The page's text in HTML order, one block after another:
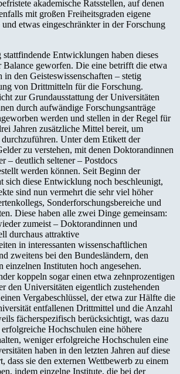
akademische Ratsstellen, auf denen
mit großen Freiheitsgraden eigene
etwas eingeschränkter in der Forschung
Entwicklungen haben dieses
Balance geworfen. Die eine betrifft die etwa
in den Geisteswissenschaften – stetig
von Drittmitteln für die Forschung.
zur Grundausstattung der Universitäten
durch aufwändige Forschungsanträge
werden und stellen in der Regel für
Jahren zusätzliche Mittel bereit, um
Unter dem Etikett der
zu verstehen, mit denen Doktorandinnen
– deutlich seltener – Postdocs
werden können. Seit Beginn der
sich diese Entwicklung noch beschleunigt,
sind nun vermehrt die sehr viel höher
Sonderforschungsbereiche und
Diese haben alle zwei Dinge gemeinsam:
zumeist – Doktorandinnen und
durchaus attraktive
in interessanten wissenschaftlichen
zweitens bei den Bundesländern, den
einzelnen Instituten hoch angesehen.
koppeln sogar einen etwa zehnprozentigen
den Universitäten eigentlich zustehenden
Vergabeschlüssel, der etwa zur Hälfte die
entfallenen Drittmittel und die Anzahl
fächerspezifisch berücksichtigt, was dazu
Hochschulen eine höhere
weniger erfolgreiche Hochschulen eine
haben in den letzten Jahren auf diese
dass sie den externen Wettbewerb zu einem
indem einzelne Institute, die bei der